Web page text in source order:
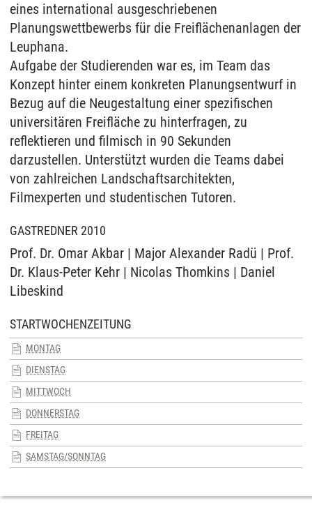
eines international ausgeschriebenen
Planungswettbewerbs für die Freiflächenanlagen der
Leuphana.
Aufgabe der Studierenden war es, im Team das
Konzept hinter einem konkreten Planungsentwurf in
Bezug auf die Neugestaltung einer spezifischen
universitären Freifläche zu hinterfragen, zu
reflektieren und filmisch in 90 Sekunden
darzustellen. Unterstützt wurden die Teams dabei
von zahlreichen Landschaftsarchitekten,
Filmexperten und studentischen Tutoren.
GASTREDNER 2010
Prof. Dr. Omar Akbar | Major Alexander Radü | Prof.
Dr. Klaus-Peter Kehr | Nicolas Thomkins | Daniel
Libeskind
STARTWOCHENZEITUNG
MONTAG
DIENSTAG
MITTWOCH
DONNERSTAG
FREITAG
SAMSTAG/SONNTAG